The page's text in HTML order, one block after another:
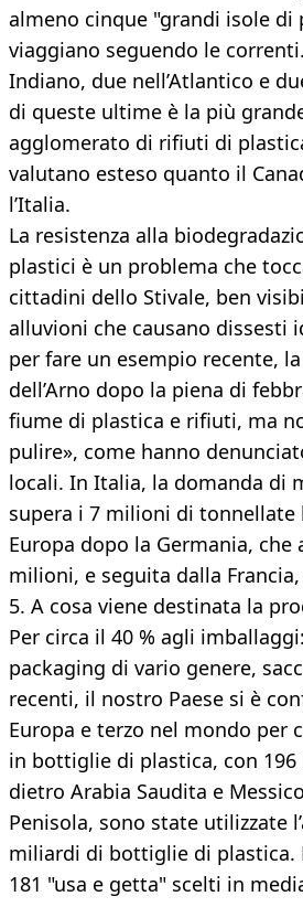
almeno cinque "grandi isole di
viaggiano seguendo le
Indiano, due nell’Atlantico e
di queste ultime è la più
agglomerato di rifiuti di
valutano esteso quanto il
l’Italia.
La resistenza alla
plastici è un problema che
cittadini dello Stivale, ben
alluvioni che causano dissesti
per fare un esempio recente,
dell’Arno dopo la piena di
fiume di plastica e rifiuti, ma
pulire», come hanno
locali. In Italia, la domanda di
supera i 7 milioni di tonnellate
Europa dopo la Germania, che
milioni, e seguita dalla
5. A cosa viene destinata la
Per circa il 40 % agli
packaging di vario genere,
recenti, il nostro Paese si è
Europa e terzo nel mondo per
in bottiglie di plastica, con
dietro Arabia Saudita e
Penisola, sono state utilizzate
miliardi di bottiglie di plastica.
181 "usa e getta" scelti in